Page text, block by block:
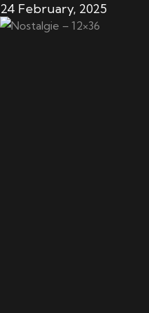
24 February, 2025